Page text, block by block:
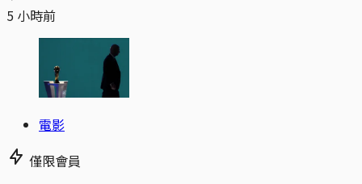
5 小時前
電影
僅限會員